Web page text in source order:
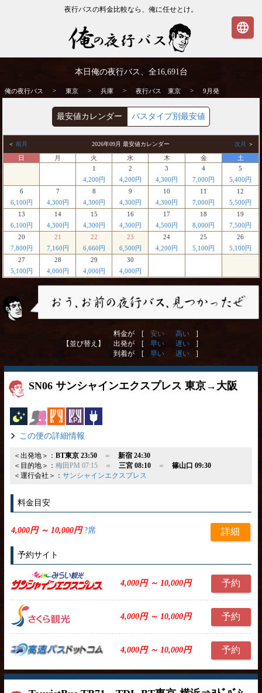
夜行バスの料金比較なら、俺に任せとけ。
の夜行バス
本日俺の夜行バス、全16,691台
俺の夜行バス > 東京 > 兵庫 > 夜行バス 東京 > 9月発
最安値カレンダー バスタイプ別最安値
＜ 前月 2026年09月 最安値カレンダー 次月 ＞
日 月 火 水 木 金
土
1
4,200円
2
4,200円
3
4,300円
4
7,000円
5
5,400円
6
6,100円
7
4,300円
8
4,300円
9
4,300円
10
4,300円
11
7,000円
12
5,500円
13
6,100円
14
4,300円
15
4,300円
16
4,300円
17
4,500円
18
8,000円
19
7,500円
20
7,800円
21
7,160円
22
6,660円
23
6,500円
24
4,200円
25
5,100円
26
5,100円
27
5,100円
28
4,000円
29
4,000円
30
4,000円
【並び替え】
料金が [ 安い 高い
]
出発が [
早い 遅い
]
到着が [
早い 遅い ]
SN06 サンシャインエクスプレス 東京→大阪
夜行バス女性安心カーテンパーソナルカーテン
この便の詳細情報
＜出発地＞： BT東京 23:50＝ 新宿 24:30
＜目的地＞： 梅田PM 07:15 ＝ 三宮 08:10＝ 篠山口 09:30
＜運行会社＞： サンシャインエクスプレス
料金目安
4,000円 ～ 10,000円?席 詳細
予約サイト
4,000円 ～ 10,000円 予約
4,000円 ～ 10,000円 予約
4,000円 ～ 10,000円 予約
language